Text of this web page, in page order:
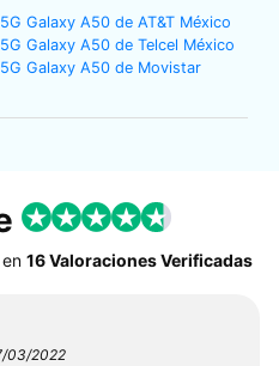
Galaxy A50 de AT&T México
Galaxy A50 de Telcel México
Galaxy A50 de Movistar
16 Valoraciones Verificadas
03/2022